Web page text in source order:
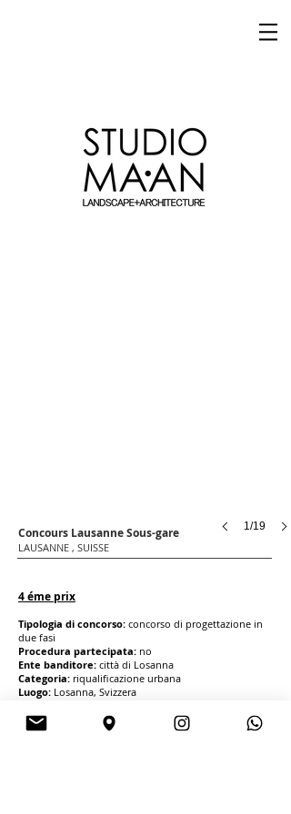
Concours Lausanne Sous-gare
LAUSANNE , SUISSE
1/19
4 éme prix
Tipologia di concorso: concorso di progettazione in
due fasi
Procedura partecipata: no
Ente banditore: città di Losanna
Categoria: riqualificazione urbana
Luogo: Losanna, Svizzera
Anno:
Esito: seconda fase, vincitore 4° premio